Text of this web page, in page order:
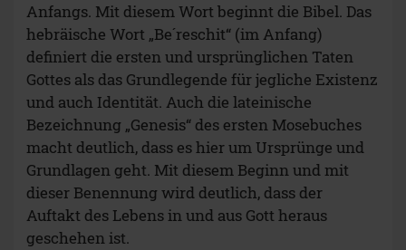
Anfangs. Mit diesem Wort beginnt die Bibel. Das
hebräische Wort „Be´reschit“ (im Anfang)
definiert die ersten und ursprünglichen Taten
Gottes als das Grundlegende für jegliche Existenz
und auch Identität. Auch die lateinische
Bezeichnung „Genesis“ des ersten Mosebuches
macht deutlich, dass es hier um Ursprünge und
Grundlagen geht. Mit diesem Beginn und mit
dieser Benennung wird deutlich, dass der
Auftakt des Lebens in und aus Gott heraus
geschehen ist.